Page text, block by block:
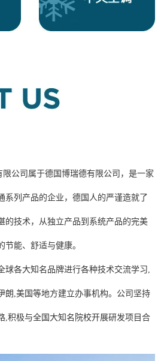
公司属于德国博瑞德有限公司，是一家
系列产品的企业，德国人的严谨造就了
的技术，从独立产品到系统产品的完美
能、舒适与健康。
球各大知名品牌进行各种技术交流学习,
朗,美国等地方建立办事机构。公司坚持
,积极与全国大知名院校开展研发项目合